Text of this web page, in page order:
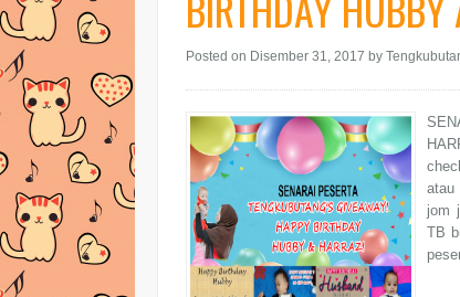
Posted on Disember 31, 2017 by
atau
jom
TB